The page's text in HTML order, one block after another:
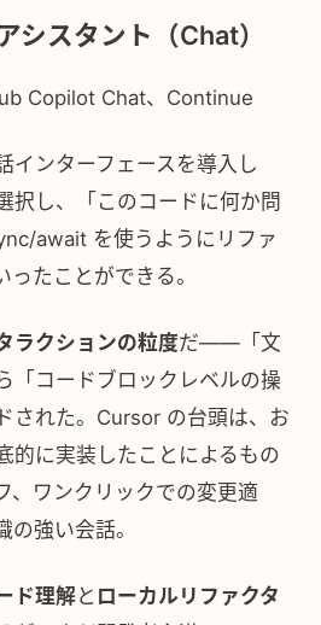
シスタント（Chat）
Copilot Chat、Continue
インターフェースを導入し
択し、「このコードに何か問
await を使うようにリファ
たことができる。
ラクションの粒度だ——「文
「コードブロックレベルの操
された。Cursor の台頭は、お
的に実装したことによるもの
、ワンクリックでの変更適
の強い会話。
ド理解と ローカルリファクタ